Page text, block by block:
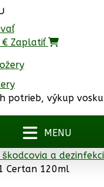
Zaplatiť
potrieb, výkup
škodcovia a
Certan 120ml